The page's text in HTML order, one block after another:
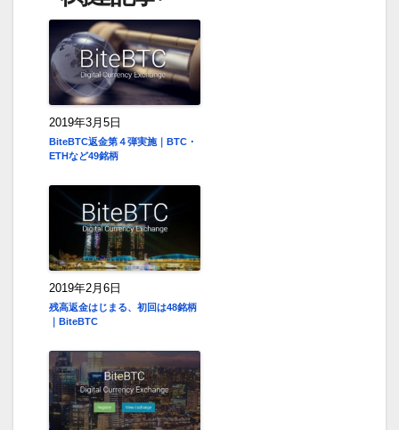
2019年3月5日
BiteBTC返金第４弾実施｜BTC・
ETHなど49銘柄
2019年2月6日
残高返金はじまる、初回は48銘柄
｜BiteBTC